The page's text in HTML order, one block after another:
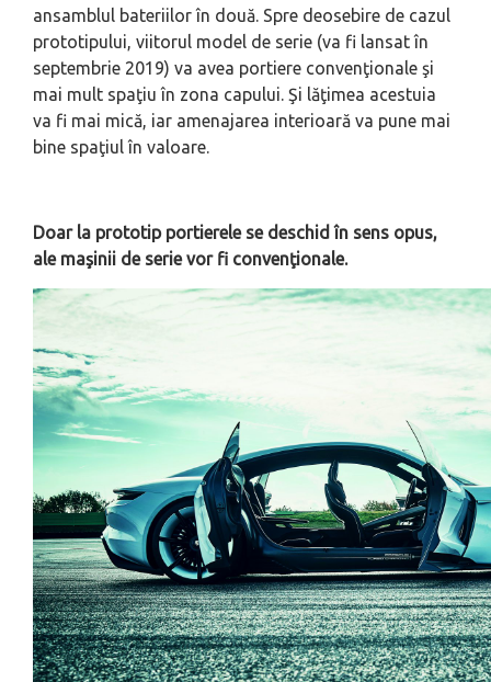
ansamblul bateriilor în două. Spre deosebire de cazul
prototipului, viitorul model de serie (va fi lansat în
septembrie 2019) va avea portiere convenţionale şi
mai mult spaţiu în zona capului. Şi lăţimea acestuia
va fi mai mică, iar amenajarea interioară va pune mai
bine spaţiul în valoare.
Doar la prototip portierele se deschid în sens opus,
ale maşinii de serie vor fi convenţionale.